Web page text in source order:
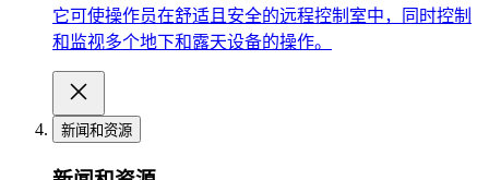
它可使操作员在舒适且安全的远程控制室中，同时控制
和监视多个地下和露天设备的操作。
新闻和资源